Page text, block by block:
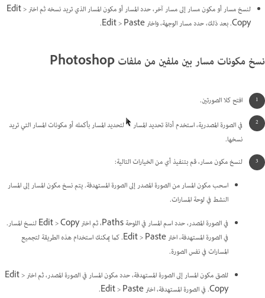
لنسخ مسار أو مكون مسار إلى مسار آخر، حدد المسار أو مكون المسار الذي تريد نسخه ثم اختر Edit >
Copy. بعد ذلك، حدد مسار الوجهة، واختر Edit > Paste.
نسخ مكونات مسار بين ملفين من ملفات Photoshop
افتح كلا الصورتين.
في الصورة المصدرية، استخدم أداة تحديد المسار
لتحديد المسار بأكمله أو مكونات المسار التي تريد
نسخها.
لنسخ مكون مسار، قم بتنفيذ أي من الخيارات التالية:
اسحب مكون المسار من الصورة المصدر إلى الصورة المستهدفة. يتم نسخ مكون المسار إلى المسار
النشط في لوحة المسارات.
في الصورة المصدر، حدد اسم المسار في اللوحة Paths، ثم اختر Edit > Copy لنسخ المسار.
في الصورة المستهدفة، اختر Edit > Paste. كما يمكنك استخدام هذه الطريقة لتجميع
المسارات في نفس الصورة.
للصق مكون المسار إلى الصورة المستهدفة، حدد مكون المسار في الصورة المصدر، ثم اختر Edit >
Copy. في الصورة المستهدفة، اختر Edit > Paste.